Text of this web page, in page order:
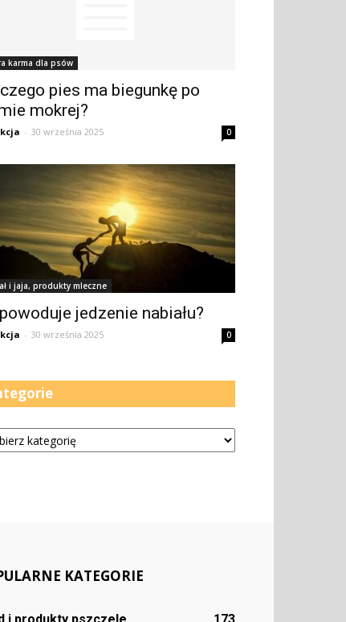
karma dla psów
pies ma biegunkę po
mokrej?
- 30 września 2025 0
i jaja, produkty mleczne
jedzenie nabiału?
- 30 września 2025 0
KATEGORIE